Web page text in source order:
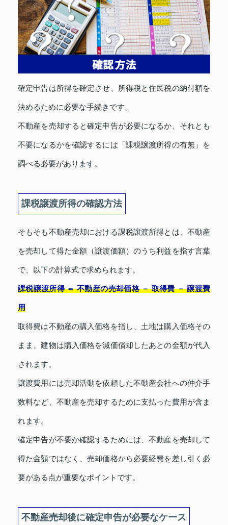
確定申告は所得を確定させ、所得税と住民税の納付額を
決めるために必要な手続きです。
不動産を売却すると確定申告が必要になるか、それとも
不要になるかを確認するには「課税譲渡所得の有無」を
調べる必要があります。
課税譲渡所得の確認方法
そもそも不動産売却における課税譲渡所得とは、不動産
を売却して得た金額（譲渡価額）のうち利益を指す言葉
で、以下の計算式で求められます。
課税譲渡所得 ＝ 不動産の売却価格 － 取得費 － 譲渡費
用
取得費は不動産の購入価格を指し、土地は購入価格その
まま、建物は購入価格を減価償却したあとの金額が代入
されます。
譲渡費用には売却活動を依頼した不動産会社への仲介手
数料など、不動産を売却するために支払った費用が含ま
れます。
確定申告が不要か確認するためには、不動産を売却して
得た金額ではなく、売却価格から必要経費を差し引く必
要がある点が重要なポイントです。
不動産売却後に確定申告が必要なケース